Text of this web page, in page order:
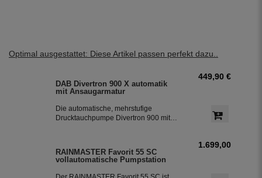
Optimal ausgestattet: Diese Artikel passen perfekt dazu..
DAB Divertron 900 X automatik
mit Ansaugarmatur
Die automatische, mehrstufige
Drucktauchpumpe Divertron 900 mit
dem Regenwasser aus den Zisternen
für die Bewässerung des Garten.
449,90 €
RAINMASTER Favorit 55 SC
vollautomatische Pumpstation
1.699,00 €